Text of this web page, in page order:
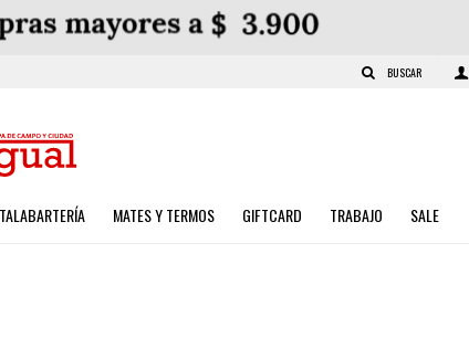
TALABARTERÍA MATES Y TERMOS GIFTCARD TRABAJO SALE